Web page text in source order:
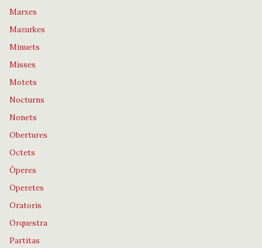
Marxes
Mazurkes
Minuets
Misses
Motets
Nocturns
Nonets
Obertures
Octets
Òperes
Operetes
Oratoris
Orquestra
Partitas